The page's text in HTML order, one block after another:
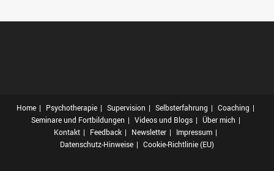
Home Psychotherapie Supervision Selbsterfahrung
Coaching
Seminare und Fortbildungen
Videos und Blogs
Über mich
Kontakt
Feedback Newsletter
Impressum
Datenschutz-Hinweise
Cookie-Richtlinie (EU)